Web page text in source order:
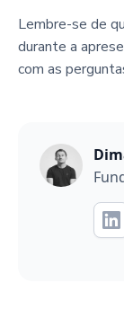
Lembre-se de
durante a
com as